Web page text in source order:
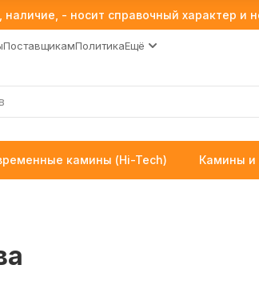
- носит справочный характер и
ПоставщикамПолитикаЕщё
камины (Hi-Tech) Камины и